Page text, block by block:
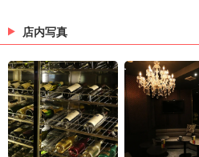
店内写真